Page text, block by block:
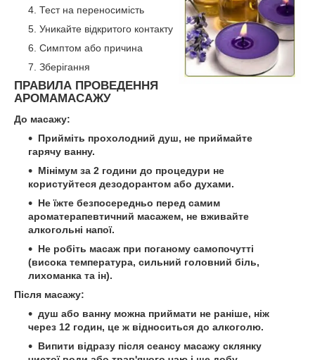
Тест на переносимість
Уникайте відкритого контакту
Симптом або причина
Зберігання
ПРАВИЛА ПРОВЕДЕННЯ
АРОМАМАСАЖУ
До масажу:
Прийміть прохолодний душ, не приймайте
гарячу ванну.
Мінімум за 2 години до процедури не
користуйтеся дезодорантом або духами.
Не їжте безпосередньо перед самим
ароматерапевтичний масажем, не вживайте
алкогольні напої.
Не робіть масаж при поганому самопочутті
(висока температура, сильний головний біль,
лихоманка та ін).
Після масажу:
душ або ванну можна приймати не раніше, ніж
через 12 годин, це ж відноситься до алкоголю.
Випити відразу після сеансу масажу склянку